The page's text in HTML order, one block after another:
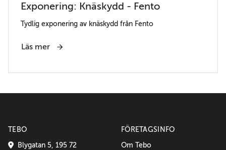
Exponering: Knäskydd - Fento
Tydlig exponering av knäskydd från Fento
Läs mer
TEBO
Blygatan 5, 195 72
FÖRETAGSINFO
Om Tebo